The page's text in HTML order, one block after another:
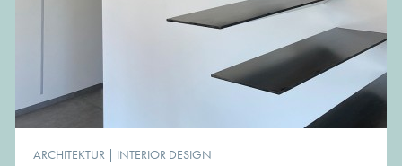
ARCHITEKTUR | INTERIOR DESIGN